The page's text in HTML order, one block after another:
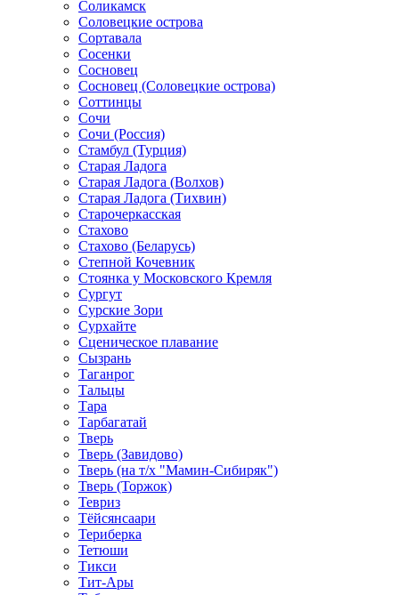
Соликамск
Соловецкие острова
Сортавала
Сосенки
Сосновец
Сосновец (Соловецкие острова)
Соттинцы
Сочи
Сочи (Россия)
Стамбул (Турция)
Старая Ладога
Старая Ладога (Волхов)
Старая Ладога (Тихвин)
Старочеркасская
Стахово
Стахово (Беларусь)
Степной Кочевник
Стоянка у Московского Кремля
Сургут
Сурские Зори
Сурхайте
Сценическое плавание
Сызрань
Таганрог
Тальцы
Тара
Тарбагатай
Тверь
Тверь (Завидово)
Тверь (на т/х "Мамин-Сибиряк")
Тверь (Торжок)
Тевриз
Тёйсянсаари
Териберка
Тетюши
Тикси
Тит-Ары